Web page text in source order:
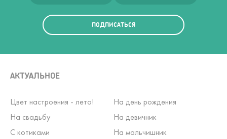
ПОДПИСАТЬСЯ
АКТУАЛЬНОЕ
Цвет настроения - лето!
На день рождения
На свадьбу
На девичник
С котиками
На мальчишник